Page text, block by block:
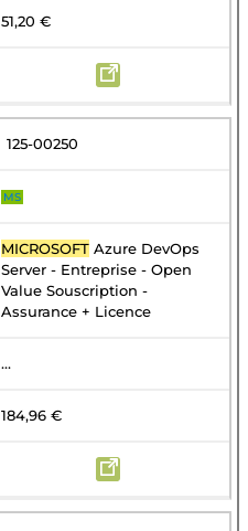
51,20 €
125-00250
MS
MICROSOFT Azure DevOps
Server - Entreprise - Open
Value Souscription -
Assurance + Licence
...
184,96 €